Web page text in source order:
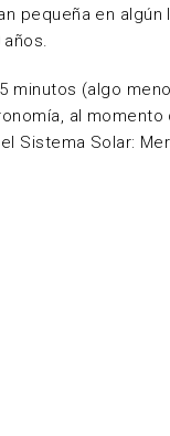
pequeña en algún
minutos (algo
al
Sistema Solar: